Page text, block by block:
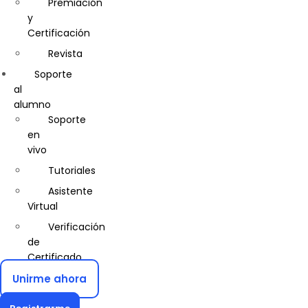
Comercial
Computación
Civil
Control
de
Calidad
Cosmetología
Diseño
de
Interiores
Gráfico
Diseño
y
Premiación
y
Certificación
Revista
Soporte
al
alumno
Soporte
en
vivo
Tutoriales
Asistente
Virtual
Verificación
de
Certificado
Unirme ahora